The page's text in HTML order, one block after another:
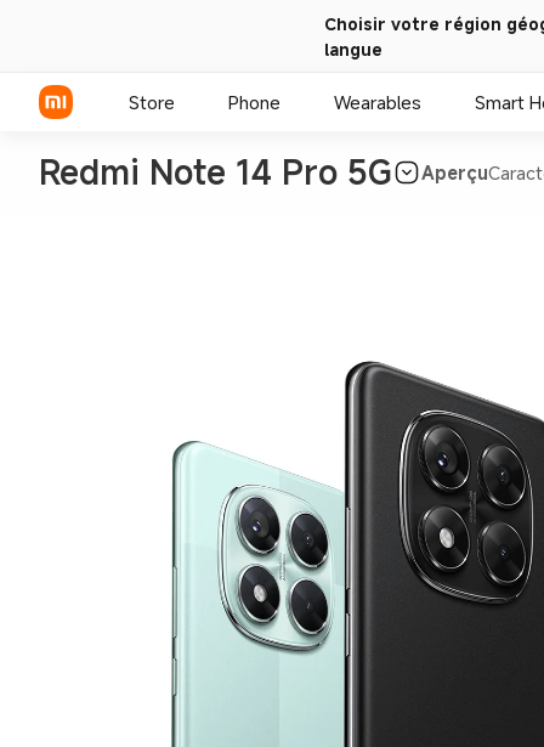
Choisir votre région
langue
Store Phone Wearables Smart
Redmi Note 14 Pro 5G Aperçu